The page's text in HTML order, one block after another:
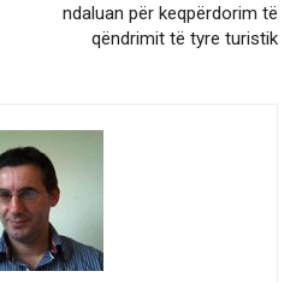
ndaluan për keqpërdorim të
qëndrimit të tyre turistik